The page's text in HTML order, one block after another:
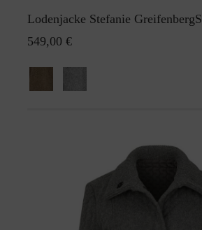
Lodenjacke Stefanie GreifenbergS
549,00 €